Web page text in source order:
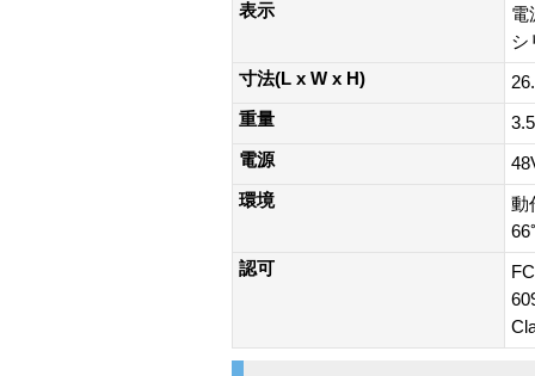
表示
電
シ
寸法(L x W x H)
重量
電源
環境
動
認可